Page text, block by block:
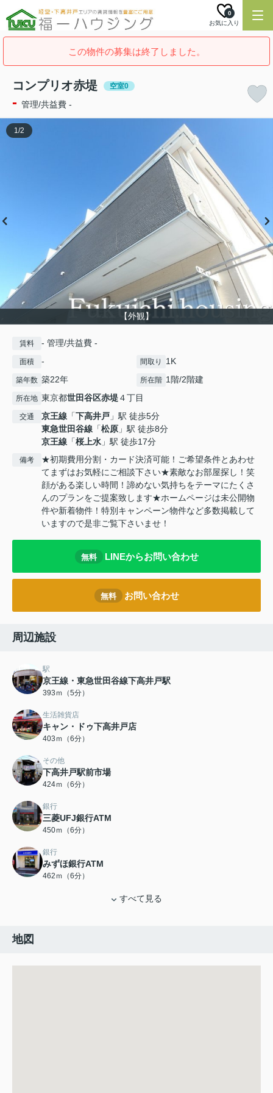
お気に入り
0
この物件の募集は終了しました。
コンプリオ赤堤 空室0
- 管理/共益費 -
【外観】
1/2
賃料 - 管理/共益費 -
面積 - 間取り 1K
築年数 築22年 所在階 1階/2階建
所在地 東京都世田谷区赤堤４丁目
交通 京王線 「下高井戸 」駅 徒歩5分
東急世田谷線 「松原 」駅 徒歩8分
京王線 「桜上水 」駅 徒歩17分
備考
★初期費用分割・カード決済可能！ご希望条件とあわせ
てまずはお気軽にご相談下さい★素敵なお部屋探し！笑
顔がある楽しい時間！諦めない気持ちをテーマにたくさ
んのプランをご提案致します★ホームページは未公開物
件や新着物件！特別キャンペーン物件など多数掲載して
いますので是非ご覧下さいませ！
無料 LINEからお問い合わせ
無料 お問い合わせ
周辺施設
駅
京王線・東急世田谷線下高井戸駅
393ｍ（5分）
生活雑貨店
キャン・ドゥ下高井戸店
403ｍ（6分）
その他
下高井戸駅前市場
424ｍ（6分）
銀行
三菱UFJ銀行ATM
450ｍ（6分）
銀行
みずほ銀行ATM
462ｍ（6分）
すべて見る
地図